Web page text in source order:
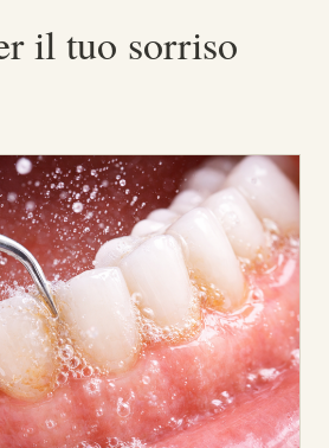
il tuo sorriso